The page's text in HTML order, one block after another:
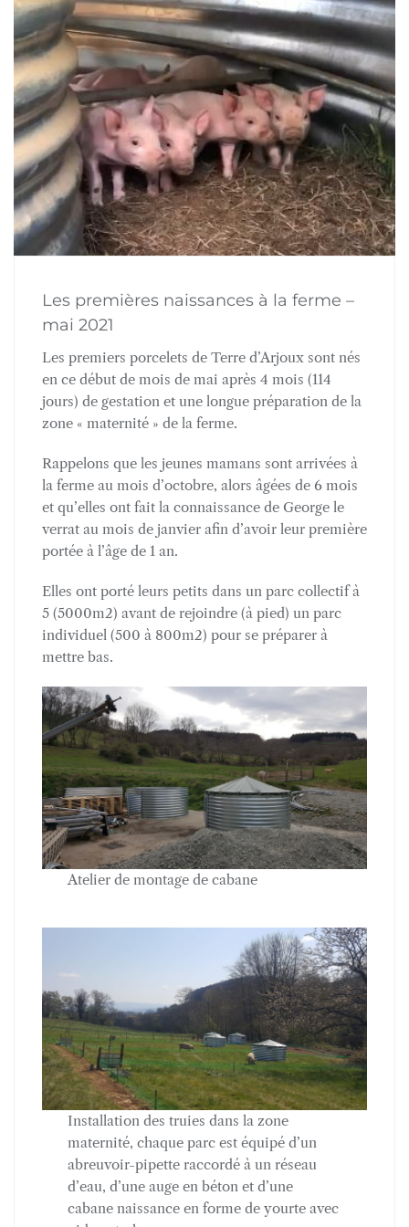
Les premières naissances à la ferme –
mai 2021
Les premiers porcelets de Terre d’Arjoux sont nés
en ce début de mois de mai après 4 mois (114
jours) de gestation et une longue préparation de la
zone « maternité » de la ferme.
Rappelons que les jeunes mamans sont arrivées à
la ferme au mois d’octobre, alors âgées de 6 mois
et qu’elles ont fait la connaissance de George le
verrat au mois de janvier afin d’avoir leur première
portée à l’âge de 1 an.
Elles ont porté leurs petits dans un parc collectif à
5 (5000m2) avant de rejoindre (à pied) un parc
individuel (500 à 800m2) pour se préparer à
mettre bas.
Atelier de montage de cabane
Installation des truies dans la zone
maternité, chaque parc est équipé d’un
abreuvoir-pipette raccordé à un réseau
d’eau, d’une auge en béton et d’une
cabane naissance en forme de yourte avec